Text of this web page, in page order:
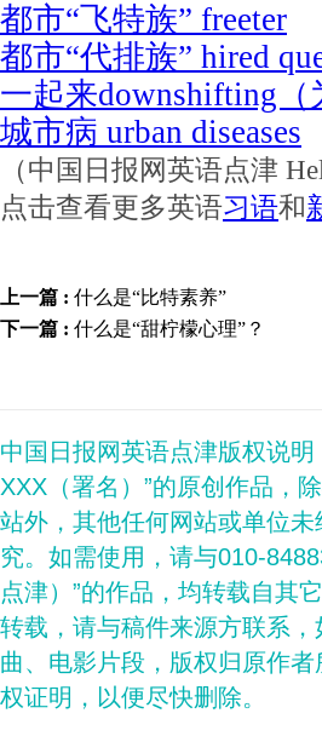
都市“飞特族” freeter
都市“代排族” hired
一起来downshifting
城市病 urban diseases
（中国日报网英语点津
点击查看更多英语习语和
上一篇 : 什么是“比特素养”
下一篇 : 什么是“甜柠檬心理”？
中国日报网英语点津版权说
XXX（署名）”的原创作品，
站外，其他任何网站或单位
究。如需使用，请与010-
点津）”的作品，均转载自其
转载，请与稿件来源方联系
曲、电影片段，版权归原作
权证明，以便尽快删除。